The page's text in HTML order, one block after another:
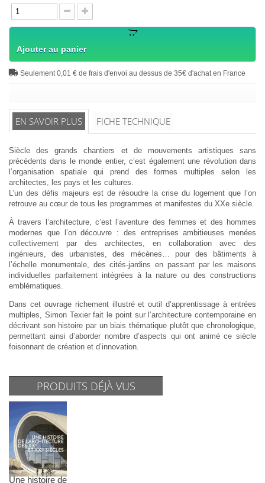
Ajouter au panier
Seulement 0,01 € de frais d'envoi au dessus de 35€ d'achat en France
EN SAVOIR PLUS FICHE TECHNIQUE
Siècle des grands chantiers et de mouvements artistiques sans
précédents dans le monde entier, c’est également une révolution dans
l’organisation spatiale qui prend des formes multiples selon les
architectes, les pays et les cultures.
L’un des défis majeurs est de résoudre la crise du logement que l’on
retrouve au cœur de tous les programmes et manifestes du XXe siècle.
À travers l’architecture, c’est l’aventure des femmes et des hommes
modernes que l’on découvre : des entreprises ambitieuses menées
collectivement par des architectes, en collaboration avec des
ingénieurs, des urbanistes, des mécènes… pour des bâtiments à
l’échelle monumentale, des cités-jardins en passant par les maisons
individuelles parfaitement intégrées à la nature ou des constructions
emblématiques.
Dans cet ouvrage richement illustré et outil d’apprentissage à entrées
multiples, Simon Texier fait le point sur l’architecture contemporaine en
décrivant son histoire par un biais thématique plutôt que chronologique,
permettant ainsi d’aborder nombre d’aspects qui ont animé ce siècle
foisonnant de création et d’innovation.
PRODUITS DÉJÀ VUS
Une histoire de